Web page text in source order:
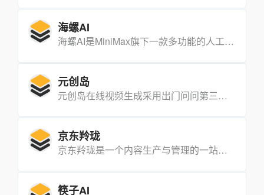
海螺AI
海螺AI是MiniMax旗下一款多功能的人工智能助手，旨在通过速读、信息搜索、数据查询、识图解读、写作辅助和语音通话等功能，提高个人和企业的工作效率和生产力。
元创岛
元创岛在线视频生成采用出门问问第三代数字人，在数字人口型、表情等方面均有质的提升，为用户带来更加真实、生动的互动体验。50+多职业、多肤色数字人可供选择，可灵活配置参数，被广泛应用于短视频、带货直播、教育金融等领域。
京东羚珑
京东羚珑是一个内容生产与管理的一站式服务平台，旨在帮助企业和个人通过内容驱动增长。该平台提供了一系列工具和服务，以支持用户在内容创作、管理、分发和数据分析等方面的需求。
筷子AI